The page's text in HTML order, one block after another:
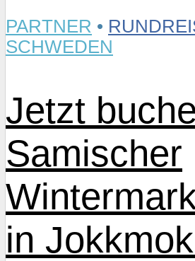
PARTNER •
SCHWEDEN
Jetzt
Samischer
in